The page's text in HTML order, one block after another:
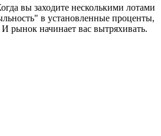
вы заходите несколькими лотами
в установленные проценты,
рынок начинает вас вытряхивать.